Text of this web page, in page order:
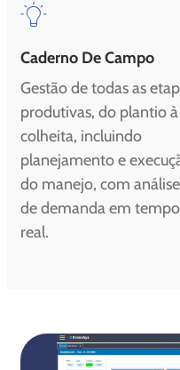
Caderno De Campo
Gestão de todas as
produtivas, do plantio à
colheita, incluindo
planejamento e
do manejo, com análise
de demanda em tempo
real.